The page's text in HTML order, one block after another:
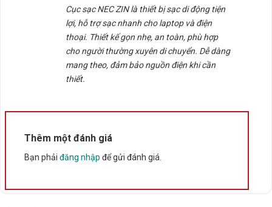
Ma Thuột, Đắk Lắk. Liên hệ để được hỗ trợ tận tình,
đảm bảo trải nghiệm mua sắm thuận tiện và an toàn.
5/5 - (1 bình chọn)
Xuất xứ Trung Quốc
Cục sạc NEC ZIN là thiết bị sạc di động tiện
lợi, hỗ trợ sạc nhanh cho laptop và điện
thoại. Thiết kế gọn nhẹ, an toàn, phù hợp
cho người thường xuyên di chuyển. Dễ dàng
mang theo, đảm bảo nguồn điện khi cần
thiết.
Thêm một đánh giá
Bạn phải đăng nhập để gửi đánh giá.